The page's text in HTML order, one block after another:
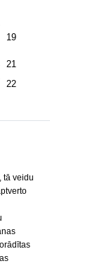
19
21
22
tā veidu